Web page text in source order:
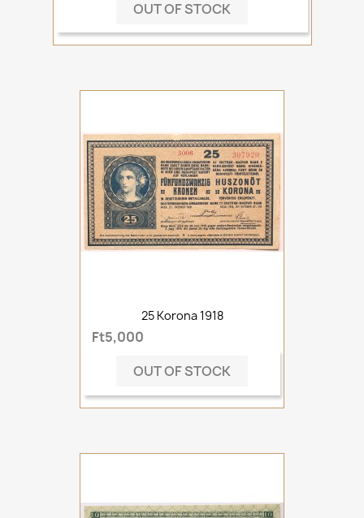
OUT OF STOCK
25 Korona 1918
Ft5,000
OUT OF STOCK